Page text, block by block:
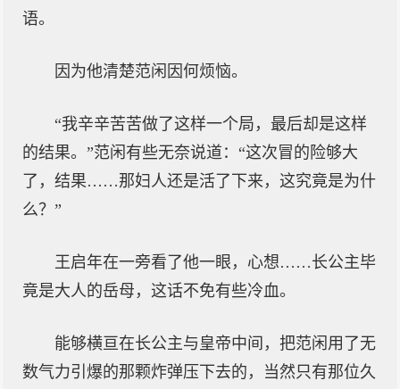
语。
因为他清楚范闲因何烦恼。
“我辛辛苦苦做了这样一个局，最后却是这样
的结果。”范闲有些无奈说道：“这次冒的险够大
了，结果……那妇人还是活了下来，这究竟是为什
么？”
王启年在一旁看了他一眼，心想……长公主毕
竟是大人的岳母，这话不免有些冷血。
能够横亘在长公主与皇帝中间，把范闲用了无
数气力引爆的那颗炸弹压下去的，当然只有那位久